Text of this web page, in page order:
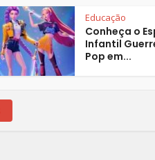
Educação
Conheça o
Infantil
Pop em...